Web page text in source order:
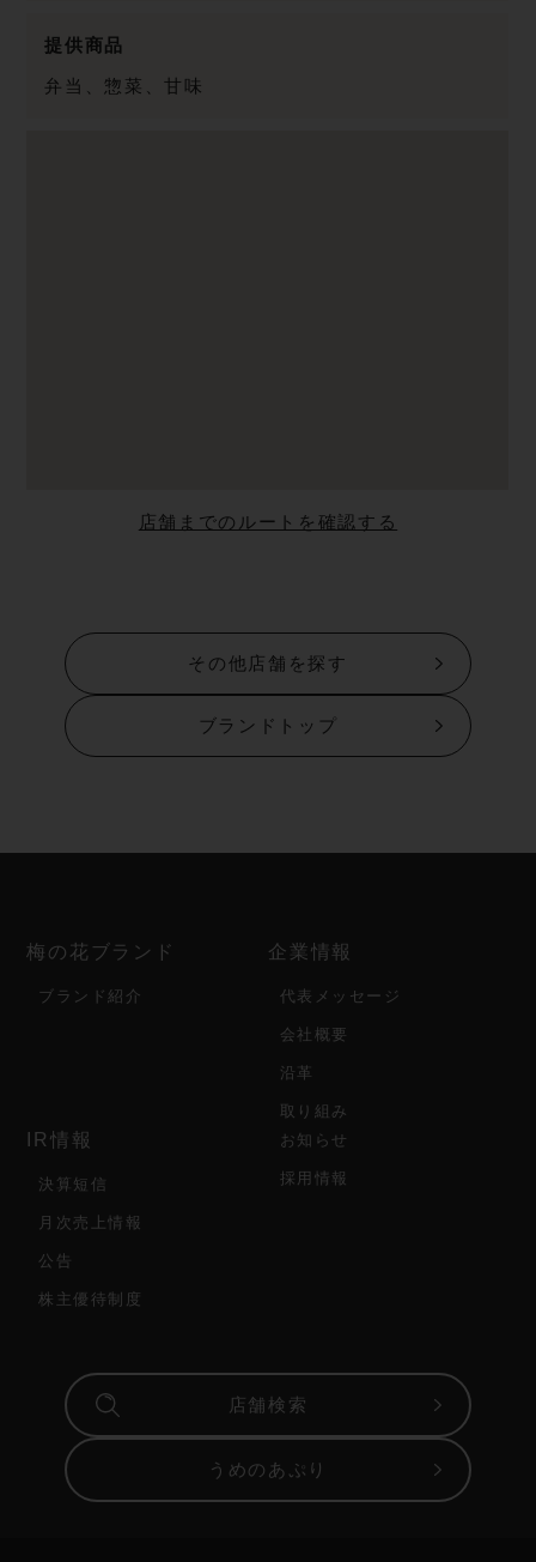
提供商品
弁当、惣菜、甘味
店舗までのルートを確認する
その他店舗を探す
ブランドトップ
梅の花ブランド
ブランド紹介
企業情報
代表メッセージ
会社概要
沿革
取り組み
IR情報
決算短信
月次売上情報
公告
株主優待制度
お知らせ
採用情報
店舗検索
うめのあぷり